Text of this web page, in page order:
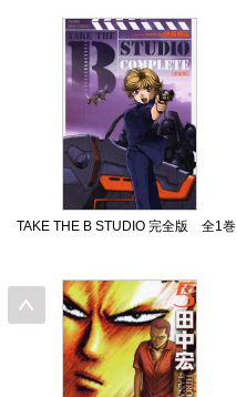
TAKE THE B STUDIO 完全版 全1巻